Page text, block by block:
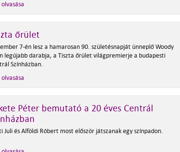
olvasása
őrület
7-én lesz a hamarosan 90. születésnapját ünneplő Woody
legújabb darabja, a Tiszta őrület világpremierje a budapesti
Színházban.
olvasása
Péter bemutató a 20 éves Centrál
Juli és Alföldi Róbert most először játszanak egy színpadon.